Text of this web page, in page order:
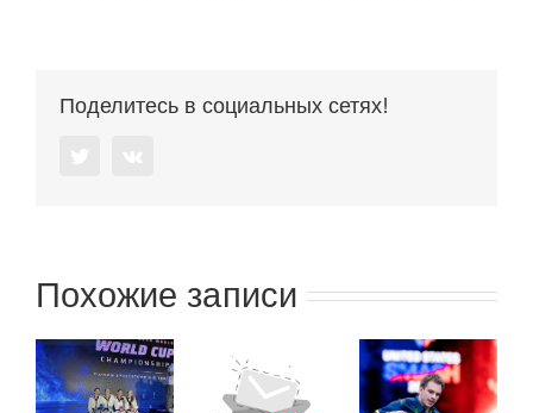
Поделитесь в социальных сетях!
Похожие записи